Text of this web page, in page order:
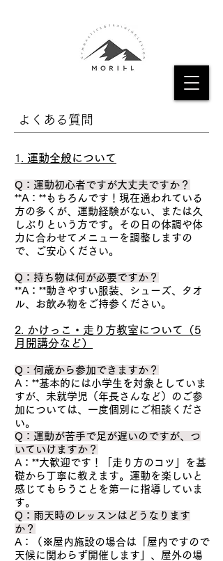
よくある​質問
1 . 運動全般について
Q：運動初心者ですが大丈夫ですか？
**A：**もちろんです！現在通われている
方の多くが、運動経験がない、または久
しぶりという方です。その日の体調や体
力に合わせてメニューを調整しますの
で、ご安心ください。
Q：持ち物は何が必要ですか？
**A：**動きやすい服装、シューズ、タオ
ル、お飲み物をご持参ください。​
2. かけっこ・走り方教室について（5
月開講分など）
Q：何歳から参加できますか？
A：**基本的には小学生を対象としていま
すが、未就学児（年長さんなど）のご参
加については、一度個別にご相談くださ
い。
Q：運動が苦手で足が遅いのですが、つ
いていけますか？
A：**大歓迎です！「走り方のコツ」を基
礎から丁寧に教えます。運動を楽しいと
感じてもらうことを第一に指導していま
す。
Q：雨天時のレッスンはどうなります
か？
A：（※屋内施設の場合は「屋内ですので
天候に関わらず開催します」、屋外の場